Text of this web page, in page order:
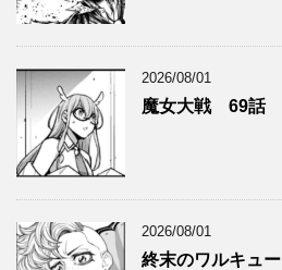
2026/08/01
魔女大戦 69話
2026/08/01
終末のワルキュ